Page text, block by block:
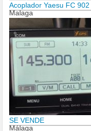
Acoplador Yaesu FC 902
Malaga
SE VENDE
Málaga